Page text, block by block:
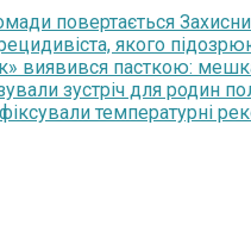
повертається
якого
виявився пасткою:
зустріч для родин
температурні